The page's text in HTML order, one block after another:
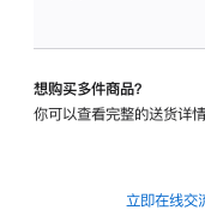
转
的
想购买多件商品？
你可以查看完整的送货详
立即在线交